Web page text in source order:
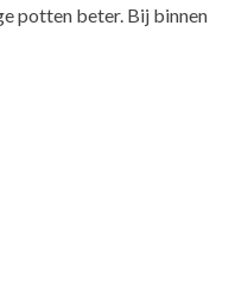
potten beter. Bij binnen